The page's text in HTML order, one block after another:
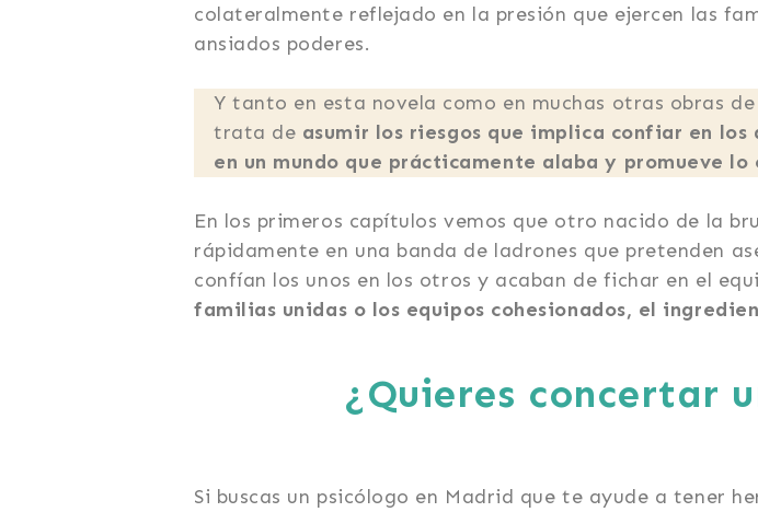
colateralmente reflejado en la presión que ejercen las
ansiados poderes.
Y tanto en esta novela como en muchas otras obras
trata de asumir los riesgos que implica confiar en
en un mundo que prácticamente alaba y promueve lo
En los primeros capítulos vemos que otro nacido de la
rápidamente en una banda de ladrones que pretenden
confían los unos en los otros y acaban de fichar en el
familias unidas o los equipos cohesionados, el
¿Quieres concertar
Si buscas un psicólogo en Madrid que te ayude a tener